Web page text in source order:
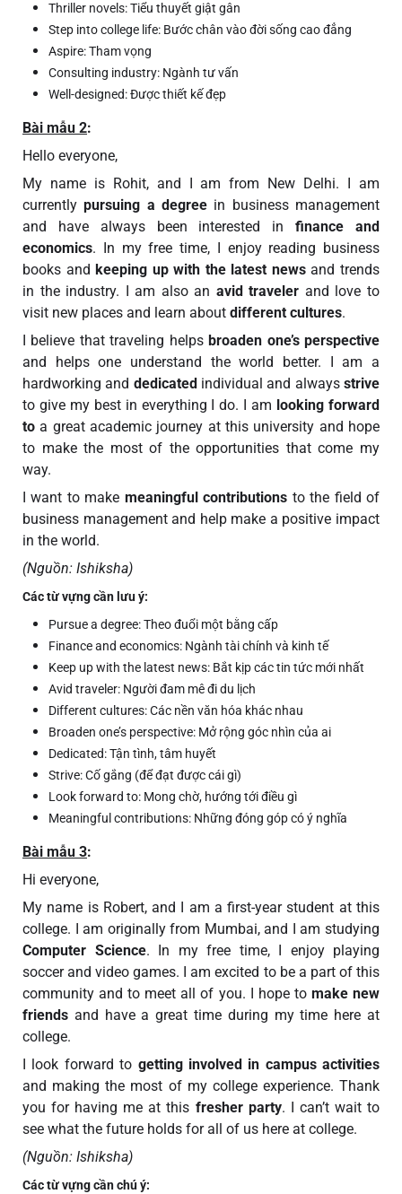
Thriller novels: Tiểu thuyết giật gân
Step into college life: Bước chân vào đời sống cao đẳng
Aspire: Tham vọng
Consulting industry: Ngành tư vấn
Well-designed: Được thiết kế đẹp
Bài mẫu 2:
Hello everyone,
My name is Rohit, and I am from New Delhi. I am
currentlypursuing a degree in business management
and have always been interested infinance and
economics. In my free time, I enjoy reading business
books and keeping up with the latest newsand trends
in the industry. I am also an avid traveler and love to
visit new places and learn about different cultures.
I believe that traveling helps broaden one’s perspective
and helps one understand the world better. I am a
hardworking and dedicated individual and alwaysstrive
to give my best in everything I do. I am looking forward
to a great academic journey at this university and hope
to make the most of the opportunities that come my
way.
I want to make meaningful contributions to the field of
business management and help make a positive impact
in the world.
(Nguồn: Ishiksha)
Các từ vựng cần lưu ý:
Pursue a degree: Theo đuổi một bằng cấp
Finance and economics: Ngành tài chính và kinh tế
Keep up with the latest news: Bắt kịp các tin tức mới nhất
Avid traveler: Người đam mê đi du lịch
Different cultures: Các nền văn hóa khác nhau
Broaden one’s perspective: Mở rộng góc nhìn của ai
Dedicated: Tận tình, tâm huyết
Strive: Cố gắng (để đạt được cái gì)
Look forward to: Mong chờ, hướng tới điều gì
Meaningful contributions: Những đóng góp có ý nghĩa
Bài mẫu 3:
Hi everyone,
My name is Robert, and I am a first-year student at this
college. I am originally from Mumbai, and I am studying
Computer Science. In my free time, I enjoy playing
soccer and video games. I am excited to be a part of this
community and to meet all of you. I hope tomake new
friends and have a great time during my time here at
college.
I look forward to getting involved in campus activities
and making the most of my college experience. Thank
you for having me at this fresher party. I can’t wait to
see what the future holds for all of us here at college.
(Nguồn: Ishiksha)
Các từ vựng cần chú ý: